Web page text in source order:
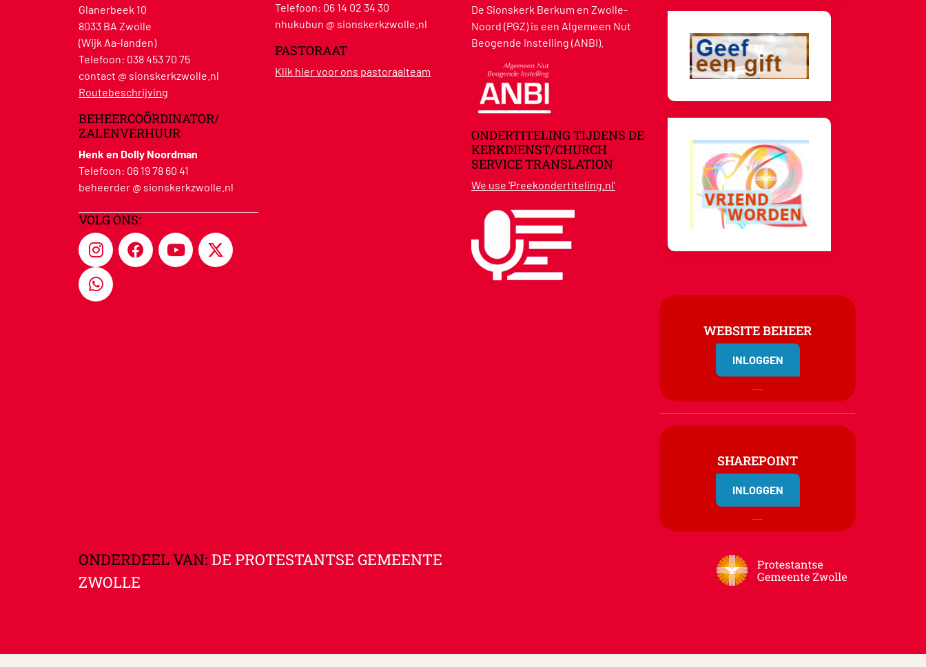
Glanerbeek 10
8033 BA Zwolle
(Wijk Aa-landen)
Telefoon: 038 453 70 75
contact @ sionskerkzwolle.nl
Routebeschrijving
BEHEERCOÖRDINATOR/
ZALENVERHUUR
Henk en Dolly Noordman
Telefoon: 06 19 78 60 41
beheerder @ sionskerkzwolle.nl
VOLG ONS:
Telefoon: 06 14 02 34 30
nhukubun @ sionskerkzwolle.nl
PASTORAAT
Klik hier voor ons pastoraalteam
De Sionskerk Berkum en Zwolle-
Noord (PGZ) is een Algemeen Nut
Beogende Instelling (ANBI).
ONDERTITELING TIJDENS DE
KERKDIENST/CHURCH
SERVICE TRANSLATION
We use ‘Preekondertiteling.nl’
WEBSITE BEHEER
INLOGGEN
SHAREPOINT
INLOGGEN
ONDERDEEL VAN: DE PROTESTANTSE GEMEENTE
ZWOLLE